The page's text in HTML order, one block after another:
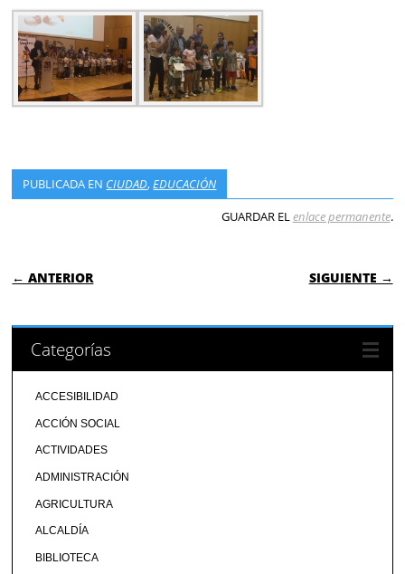
PUBLICADA EN CIUDAD,EDUCACIÓN
GUARDAR ELenlace permanente.
NAVEGACIÓN DE ENTRADAS
← ANTERIOR SIGUIENTE →
Categorías
ACCESIBILIDAD
ACCIÓN SOCIAL
ACTIVIDADES
ADMINISTRACIÓN
AGRICULTURA
ALCALDÍA
BIBLIOTECA